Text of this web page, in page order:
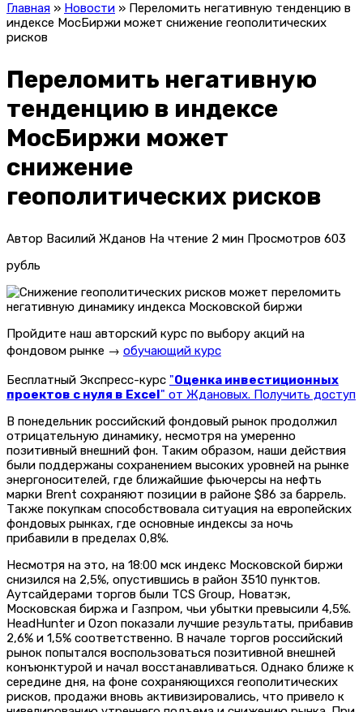
Главная » Новости » Переломить негативную тенденцию в
индексе МосБиржи может снижение геополитических
рисков
Переломить негативную
тенденцию в индексе
МосБиржи может
снижение
геополитических рисков
Автор Василий Жданов На чтение 2 мин Просмотров 603
рубль
Пройдите наш авторский курс по выбору акций на
фондовом рынке → обучающий курс
Бесплатный Экспресс-курс "Оценка инвестиционных
проектов с нуля в Excel" от Ждановых. Получить доступ
В понедельник российский фондовый рынок продолжил
отрицательную динамику, несмотря на умеренно
позитивный внешний фон. Таким образом, наши действия
были поддержаны сохранением высоких уровней на рынке
энергоносителей, где ближайшие фьючерсы на нефть
марки Brent сохраняют позиции в районе $86 за баррель.
Также покупкам способствовала ситуация на европейских
фондовых рынках, где основные индексы за ночь
прибавили в пределах 0,8%.
Несмотря на это, на 18:00 мск индекс Московской биржи
снизился на 2,5%, опустившись в район 3510 пунктов.
Аутсайдерами торгов были TCS Group, Новатэк,
Московская биржа и Газпром, чьи убытки превысили 4,5%.
HeadHunter и Ozon показали лучшие результаты, прибавив
2,6% и 1,5% соответственно. В начале торгов российский
рынок попытался воспользоваться позитивной внешней
конъюнктурой и начал восстанавливаться. Однако ближе к
середине дня, на фоне сохраняющихся геополитических
рисков, продажи вновь активизировались, что привело к